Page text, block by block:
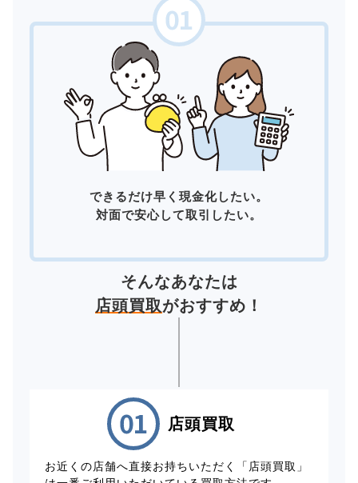
できるだけ早く現金化したい。
対面で安心して取引したい。
そんなあなたは
店頭買取がおすすめ！
店頭買取
お近くの店舗へ直接お持ちいただく「店頭買取」